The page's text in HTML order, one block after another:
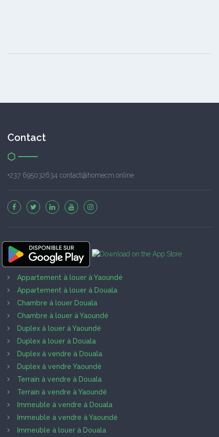
Contact
+237 695032634 contact@homecm.online
Appartement à louer à Yaoundé
Appartement à louer à Douala
Chambre à louer Douala
Chambre à louer à Yaoundé
Duplex à louer à Yaoundé
Duplex à louer à Douala
Duplex à vendre à Douala
Duplex à vendre Yaoundé
Terrain à vendre à Douala
Terrain à vendre à Yaoundé
Immeuble à vendre à Douala
Immeuble à vendre à Yaoundé
Immeuble à louer à Douala